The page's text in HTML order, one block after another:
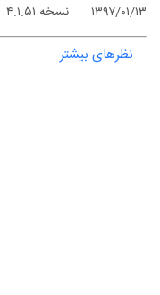
۱۳۹۷/۰۱/۱۳ نسخه ۴.۱.۵۱
نظرهای بیشتر